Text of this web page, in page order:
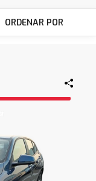
ORDENAR POR